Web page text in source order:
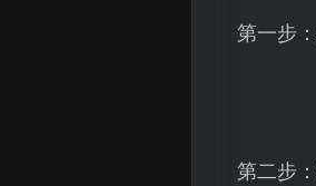
第一步
第二步